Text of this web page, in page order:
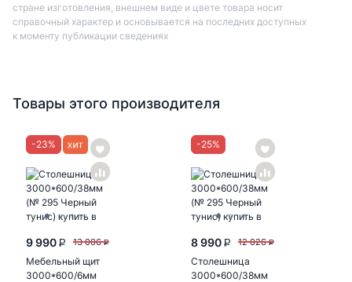
стране изготовления, внешнем виде и цвете товара носит
справочный характер и основывается на последних доступных
к моменту публикации сведениях
Товары этого производителя
-23%
9 990 P 13 006 P
Мебельный щит
3000*600/6мм
-25%
8 990 P 12 026 P
Столешница
3000*600/38мм